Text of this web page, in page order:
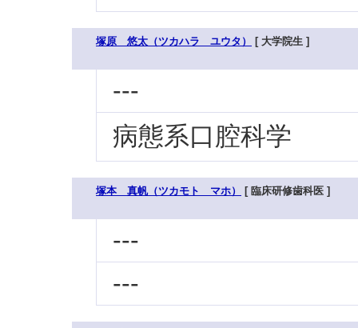
塚原 悠太（ツカハラ ユウタ） [ 大学院生 ]
---
病態系口腔科学
塚本 真帆（ツカモト マホ） [ 臨床研修歯科医 ]
---
---